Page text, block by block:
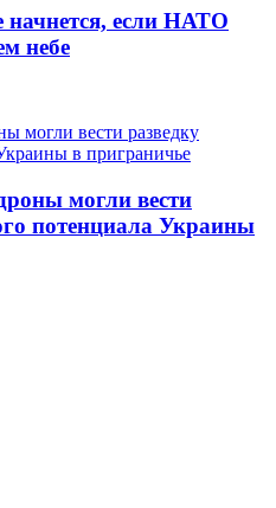
начнется, если НАТО
небе
могли вести
потенциала Украины